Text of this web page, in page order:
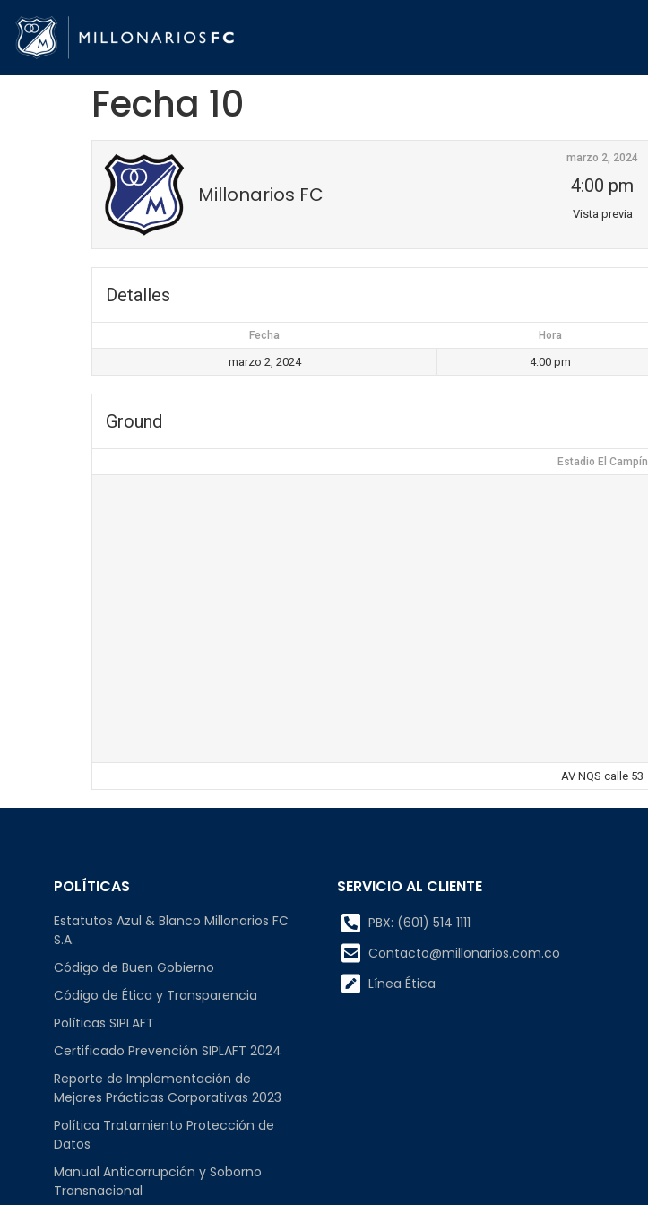
Fecha 10
Millonarios FC
marzo 2, 2024
4:00 pm
Vista previa
Detalles
Fecha Hora
marzo 2, 2024 4:00 pm
Ground
Estadio El Campín
AV NQS calle 53
POLÍTICAS
Estatutos Azul & Blanco Millonarios FC
S.A.
Código de Buen Gobierno
Código de Ética y Transparencia
Políticas SIPLAFT
Certificado Prevención SIPLAFT 2024
Reporte de Implementación de
Mejores Prácticas Corporativas 2023
Política Tratamiento Protección de
Datos
Manual Anticorrupción y Soborno
Transnacional
SERVICIO AL CLIENTE
PBX: (601) 514 1111
Contacto@millonarios.com.co
Línea Ética